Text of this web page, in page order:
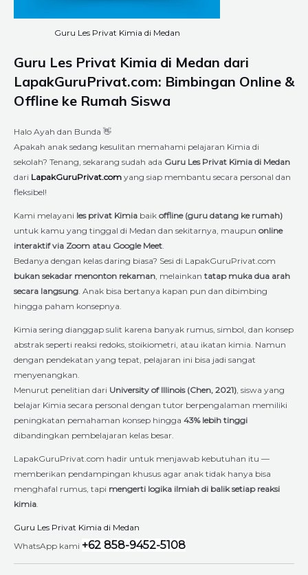
Guru Les Privat Kimia di Medan
Guru Les Privat Kimia di Medan dari
LapakGuruPrivat.com: Bimbingan Online &
Offline ke Rumah Siswa
Halo Ayah dan Bunda 👋
Apakah anak sedang kesulitan memahami pelajaran Kimia di
sekolah? Tenang, sekarang sudah ada Guru Les Privat Kimia di Medan
dari LapakGuruPrivat.com yang siap membantu secara personal dan
fleksibel!
Kami melayani les privat Kimia baik offline (guru datang ke rumah)
untuk kamu yang tinggal di Medan dan sekitarnya, maupun online
interaktif via Zoom atau Google Meet
Bedanya dengan kelas daring biasa? Sesi di LapakGuruPrivat.com
bukan sekadar menonton rekaman , melainkan tatap muka dua arah
secara langsung . Anak bisa bertanya kapan pun dan dibimbing
hingga paham konsepnya.
Kimia sering dianggap sulit karena banyak rumus, simbol, dan konsep
abstrak seperti reaksi redoks, stoikiometri, atau ikatan kimia. Namun
dengan pendekatan yang tepat, pelajaran ini bisa jadi sangat
menyenangkan.
Menurut penelitian dari University of Illinois (Chen, 2021) , siswa yang
belajar Kimia secara personal dengan tutor berpengalaman memiliki
peningkatan pemahaman konsep hingga 43% lebih tinggi
dibandingkan pembelajaran kelas besar.
LapakGuruPrivat.com hadir untuk menjawab kebutuhan itu —
memberikan pendampingan khusus agar anak tidak hanya bisa
menghafal rumus, tapi mengerti logika ilmiah di balik setiap reaksi
kimia
Guru Les Privat Kimia di Medan
WhatsApp kami +62 858-9452-5108